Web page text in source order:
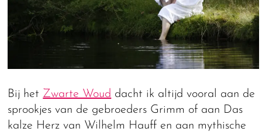
Bij het Zwarte Woud dacht ik altijd vooral aan de
sprookjes van de gebroeders Grimm of aan Das
kalze Herz van Wilhelm Hauff en aan mythische